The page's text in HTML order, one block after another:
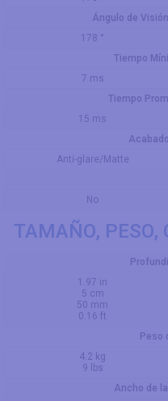
Ángulo de
178 °
Tiempo
7 ms
Tiempo
15 ms
Anti-glare/Matte
No
TAMAÑO, PESO,
1.97 in
5 cm
50 mm
0.16 ft
Peso
4.2 kg
9 lbs
Ancho de